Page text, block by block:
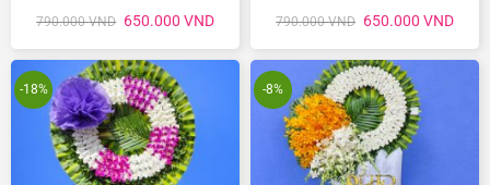
790.000VND Giá
là:
790.000 VND.
650.000 VNDGiá
tại
là:
650.000 VND.
790.000VND Giá
là:
790.000 VND.
650.000 VNDGiá
tại
là:
-18% -8%